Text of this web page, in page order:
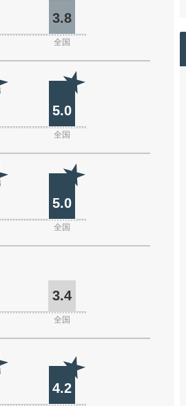
3.8
全国
5.0
全国
5.0
全国
3.4
全国
4.2